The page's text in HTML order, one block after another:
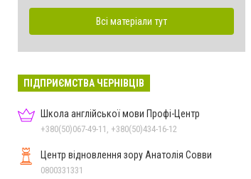
Всі матеріали тут
ПІДПРИЄМСТВА ЧЕРНІВЦІВ
Школа англійської мови Профі-Центр
+380(50)067-49-11, +380(50)434-16-12
Центр відновлення зору Анатолія Совви
0800331331